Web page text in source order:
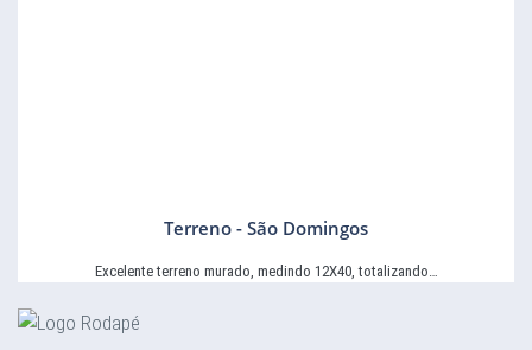
Terreno - São Domingos
Excelente terreno murado, medindo 12X40, totalizando…